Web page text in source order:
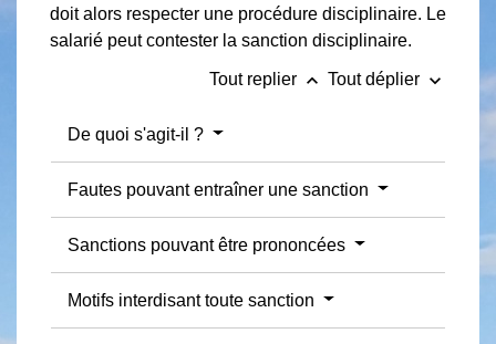
doit alors respecter une procédure disciplinaire. Le
salarié peut contester la sanction disciplinaire.
Tout replier keyboard_arrow_up Tout déplier keyboard_arrow_down
De quoi s'agit-il ?
Fautes pouvant entraîner une sanction
Sanctions pouvant être prononcées
Motifs interdisant toute sanction